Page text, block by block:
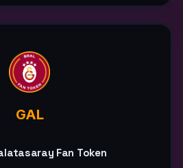
GAL
Fan Token